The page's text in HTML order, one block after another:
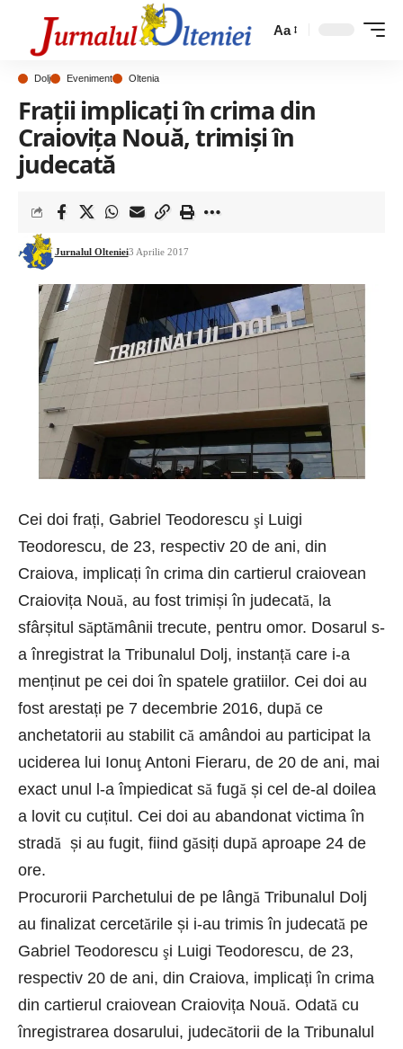
Aa
Dolj Eveniment Oltenia
Frații implicați în crima din
Craiovița Nouă, trimiși în
judecată
Jurnalul Olteniei3 Aprilie 2017
Cei doi frați, Gabriel Teodorescu şi Luigi
Teodorescu, de 23, respectiv 20 de ani, din
Craiova, implicați în crima din cartierul craiovean
Craiovița Nouă, au fost trimiși în judecată, la
sfârșitul săptămânii trecute, pentru omor. Dosarul s-
a înregistrat la Tribunalul Dolj, instanță care i-a
menținut pe cei doi în spatele gratiilor. Cei doi au
fost arestați pe 7 decembrie 2016, după ce
anchetatorii au stabilit că amândoi au participat la
uciderea lui Ionuţ Antoni Fieraru, de 20 de ani, mai
exact unul l-a împiedicat să fugă și cel de-al doilea
a lovit cu cuțitul. Cei doi au abandonat victima în
stradă și au fugit, fiind găsiți după aproape 24 de
ore.
Procurorii Parchetului de pe lângă Tribunalul Dolj
au finalizat cercetările și i-au trimis în judecată pe
Gabriel Teodorescu şi Luigi Teodorescu, de 23,
respectiv 20 de ani, din Craiova, implicați în crima
din cartierul craiovean Craiovița Nouă. Odată cu
înregistrarea dosarului, judecătorii de la Tribunalul